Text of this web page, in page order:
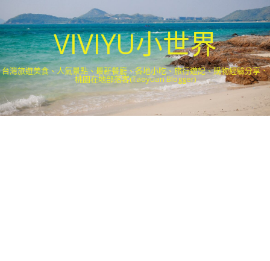
VIVIYU小世界
台灣旅遊美食、人氣景點、最新餐廳、各地小吃、旅行遊記、購物經驗分享．
桃園在地部落客(Taoyuan Blogger)